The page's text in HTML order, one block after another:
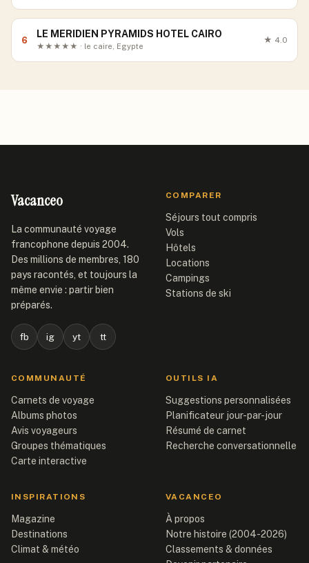
6
LE MERIDIEN PYRAMIDS HOTEL CAIRO
★★★★★ · le caire, Egypte
★ 4.0
Vacanceo
La communauté voyage
francophone depuis 2004.
Des millions de membres, 180
pays racontés, et toujours la
même envie : partir bien
préparés.
fb ig yt tt
COMPARER
Séjours tout compris
Vols
Hôtels
Locations
Campings
Stations de ski
COMMUNAUTÉ
Carnets de voyage
Albums photos
Avis voyageurs
Groupes thématiques
Carte interactive
OUTILS IA
Suggestions personnalisées
Planificateur jour-par-jour
Résumé de carnet
Recherche conversationnelle
INSPIRATIONS
Magazine
Destinations
Climat & météo
VACANCEO
À propos
Notre histoire (2004-2026)
Classements & données